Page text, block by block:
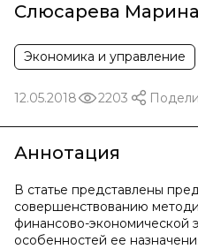
Слюсарева
Экономика и управление
12.05.2018 2203
Аннотация
В статье представлены
совершенствованию
финансово-экономической
особенностей ее